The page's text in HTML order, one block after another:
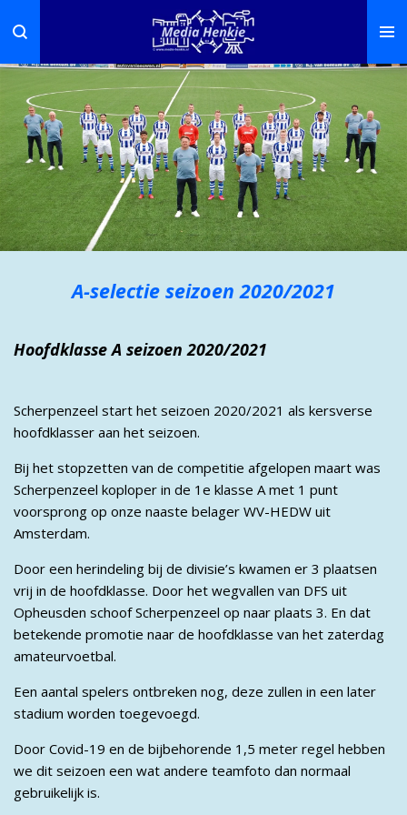
direct
naar
hoofdinhoud
A-selectie seizoen 2020/2021
Hoofdklasse A seizoen 2020/2021
Scherpenzeel start het seizoen 2020/2021 als kersverse
hoofdklasser aan het seizoen.
Bij het stopzetten van de competitie afgelopen maart was
Scherpenzeel koploper in de 1e klasse A met 1 punt
voorsprong op onze naaste belager WV-HEDW uit
Amsterdam.
Door een herindeling bij de divisie’s kwamen er 3 plaatsen
vrij in de hoofdklasse. Door het wegvallen van DFS uit
Opheusden schoof Scherpenzeel op naar plaats 3. En dat
betekende promotie naar de hoofdklasse van het zaterdag
amateurvoetbal.
Een aantal spelers ontbreken nog, deze zullen in een later
stadium worden toegevoegd.
Door Covid-19 en de bijbehorende 1,5 meter regel hebben
we dit seizoen een wat andere teamfoto dan normaal
gebruikelijk is.